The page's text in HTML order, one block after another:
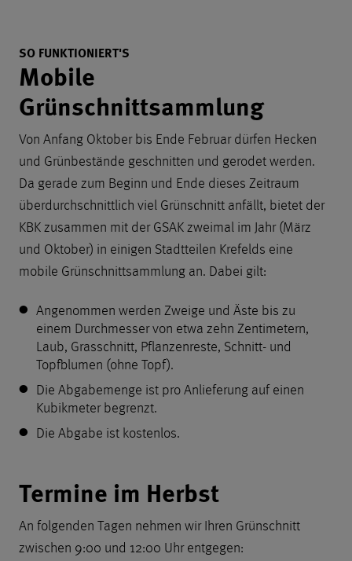
SO FUNKTIONIERT'S
Mobile
Grünschnittsammlung
Von Anfang Oktober bis Ende Februar dürfen Hecken
und Grünbestände geschnitten und gerodet werden.
Da gerade zum Beginn und Ende dieses Zeitraum
überdurchschnittlich viel Grünschnitt anfällt, bietet der
KBK zusammen mit der GSAK zweimal im Jahr (März
und Oktober) in einigen Stadtteilen Krefelds eine
mobile Grünschnittsammlung an. Dabei gilt:
Angenommen werden Zweige und Äste bis zu
einem Durchmesser von etwa zehn Zentimetern,
Laub, Grasschnitt, Pflanzenreste, Schnitt- und
Topfblumen (ohne Topf).
Die Abgabemenge ist pro Anlieferungauf einen
Kubikmeter begrenzt.
Die Abgabe ist kostenlos.
Termine im Herbst
An folgenden Tagen nehmen wir Ihren Grünschnitt
zwischen 9:00 und 12:00 Uhr entgegen: